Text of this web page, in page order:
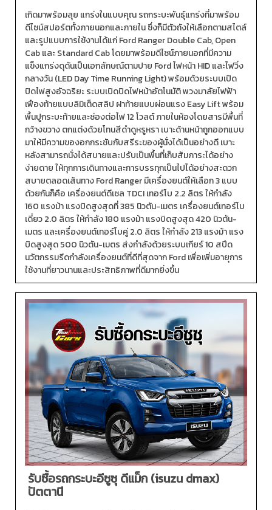
เกิดมาพร้อมลุย แกร่งในแบบคุณ รถกระบะพันธุ์แกร่งที่มาพร้อม
ดีไซน์สปอร์ตทั้งภายนอกและภายใน ซึ่งก็มีตัวถังให้เลือกตามสไตล์
และรูปแบบการใช้งานได้แก่ Ford Ranger Double Cab, Open
Cab และ Standard Cab โดยมาพร้อมดีไซน์ภายนอกที่มีความ
แข็งแกร่งดุดันเป็นเอกลักษณ์ตามปาย Ford ไฟหน้า HID และไฟวิ่ง
กลางวัน (LED Day Time Running Light) พร้อมด้วยระบบเปิด
ปิดไฟสูงอัจฉริยะ ระบบเปิดปิดไฟหน้าอัตโนมัติ พวงมาลัยไฟฟ้า
เฟืองท้ายแบบลิมิเต็ดสลิป ฝาท้ายแบบผ่อนแรง Easy Lift พร้อม
พื้นปูกระบะท้ายและช่องต่อไฟ 12 โวลต์ ภายในห้องโดยสารมีพื้นที่
กว้างขวาง ตกแต่งด้วยโทนสีดำดูหรูหรา เบาะด้านหน้าถูกออกแบบ
มาให้มีความของอกกระชับกับสรีระของผู้นั่งได้เป็นอย่างดี เบาะ
หลังสามารถนั่งได้สบายและปรับเป็นพื้นที่เก็บสัมภาระได้อย่าง
ง่ายดาย ให้ทุกการเดินทางและการบรรทุกเป็นไปได้อย่างสะดวก
สบายตลอดเส้นทาง Ford Ranger มีเครื่องยนต์ให้เลือก 3 แบบ
ด้วยกันก็คือ เครื่องยนต์ดีเซล TDCI เทอร์โบ 2.2 ลิตร ให้กำลัง
160 แรงม้า แรงบิดสูงสุดที่ 385 นิวตัน-เมตร เครื่องยนต์เทอร์โบ
เดี่ยว 2.0 ลิตร ให้กำลัง 180 แรงม้า แรงบิดสูงสุด 420 นิวตัน-
เมตร และเครื่องยนต์เทอร์โบคู่ 2.0 ลิตร ให้กำลัง 213 แรงม้า แรง
บิดสูงสุด 500 นิวตัน-เมตร ส่งกำลังด้วยระบบเกียร์ 10 สปีด
นวัตกรรมรีดกำลังเครื่องยนต์ที่ดีที่สุดจาก Ford เพื่อเพิ่มอายุการ
ใช้งานที่ยาวนานและประสิทธิภาพที่ดีมากยิ่งขึ้น
รับซื้อรถกระบะอีซูซุ ดีแม็ก (isuzu dmax)
ปัตตานี